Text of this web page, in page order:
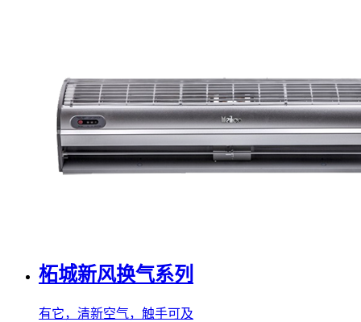
柘城新风换气系列
有它，清新空气，触手可及